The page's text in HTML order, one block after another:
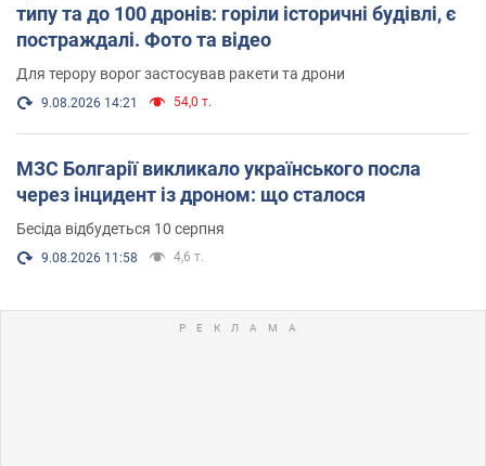
типу та до 100 дронів: горіли історичні будівлі, є
постраждалі. Фото та відео
Для терору ворог застосував ракети та дрони
9.08.2026 14:21 54,0 т.
МЗС Болгарії викликало українського посла
через інцидент із дроном: що сталося
Бесіда відбудеться 10 серпня
9.08.2026 11:58 4,6 т.